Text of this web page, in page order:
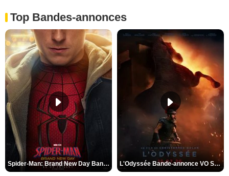
Top Bandes-annonces
Spider-Man: Brand New Day Bande-annonce VO STFR L'Odyssée Bande-annonce VO STFR